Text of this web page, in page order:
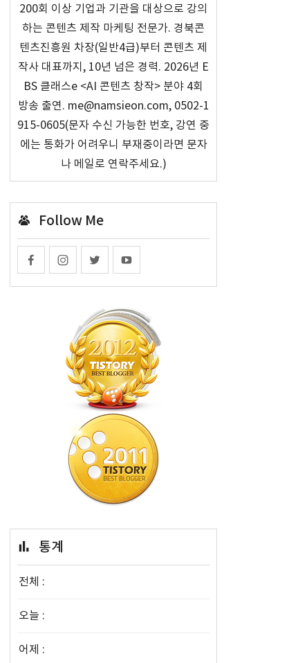
200회 이상 기업과 기관을 대상으로 강의
하는 콘텐츠 제작 마케팅 전문가. 경북콘
텐츠진흥원 차장(일반4급)부터 콘텐츠 제
작사 대표까지, 10년 넘은 경력. 2026년 E
BS 클래스e <AI 콘텐츠 창작> 분야 4회
방송 출연. me@namsieon.com, 0502-1
915-0605(문자 수신 가능한 번호, 강연 중
에는 통화가 어려우니 부재중이라면 문자
나 메일로 연락주세요.)
Follow Me
통계
전체 :
오늘 :
어제 :